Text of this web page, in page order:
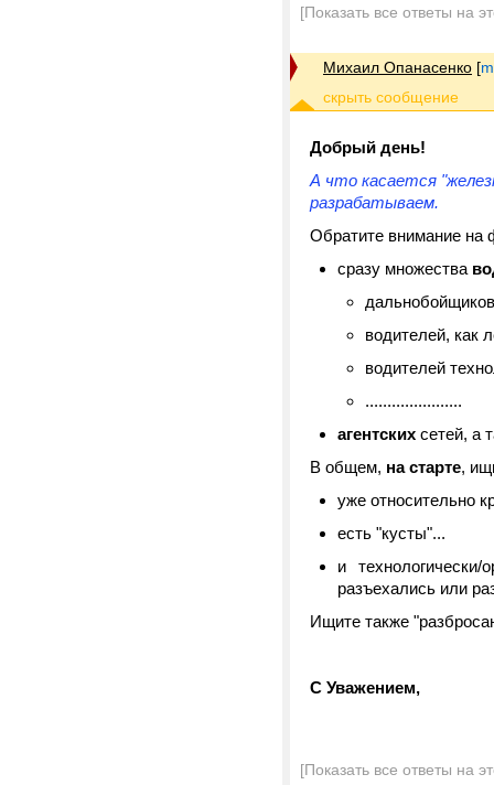
[Показать все ответы на
Михаил Опанасенко [
Добрый день!
А что касается
разрабатываем.
Обратите внимание на
сразу множества
водителей, как
водителей
......................
агентских сетей, а
В общем, на старте,
уже относительно
есть "кусты"...
и
разъехались или
Ищите также
С Уважением,
[Показать все ответы на